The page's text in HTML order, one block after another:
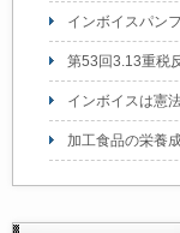
インボイスパン
第53回3.13重税
インボイスは憲
加工食品の栄養